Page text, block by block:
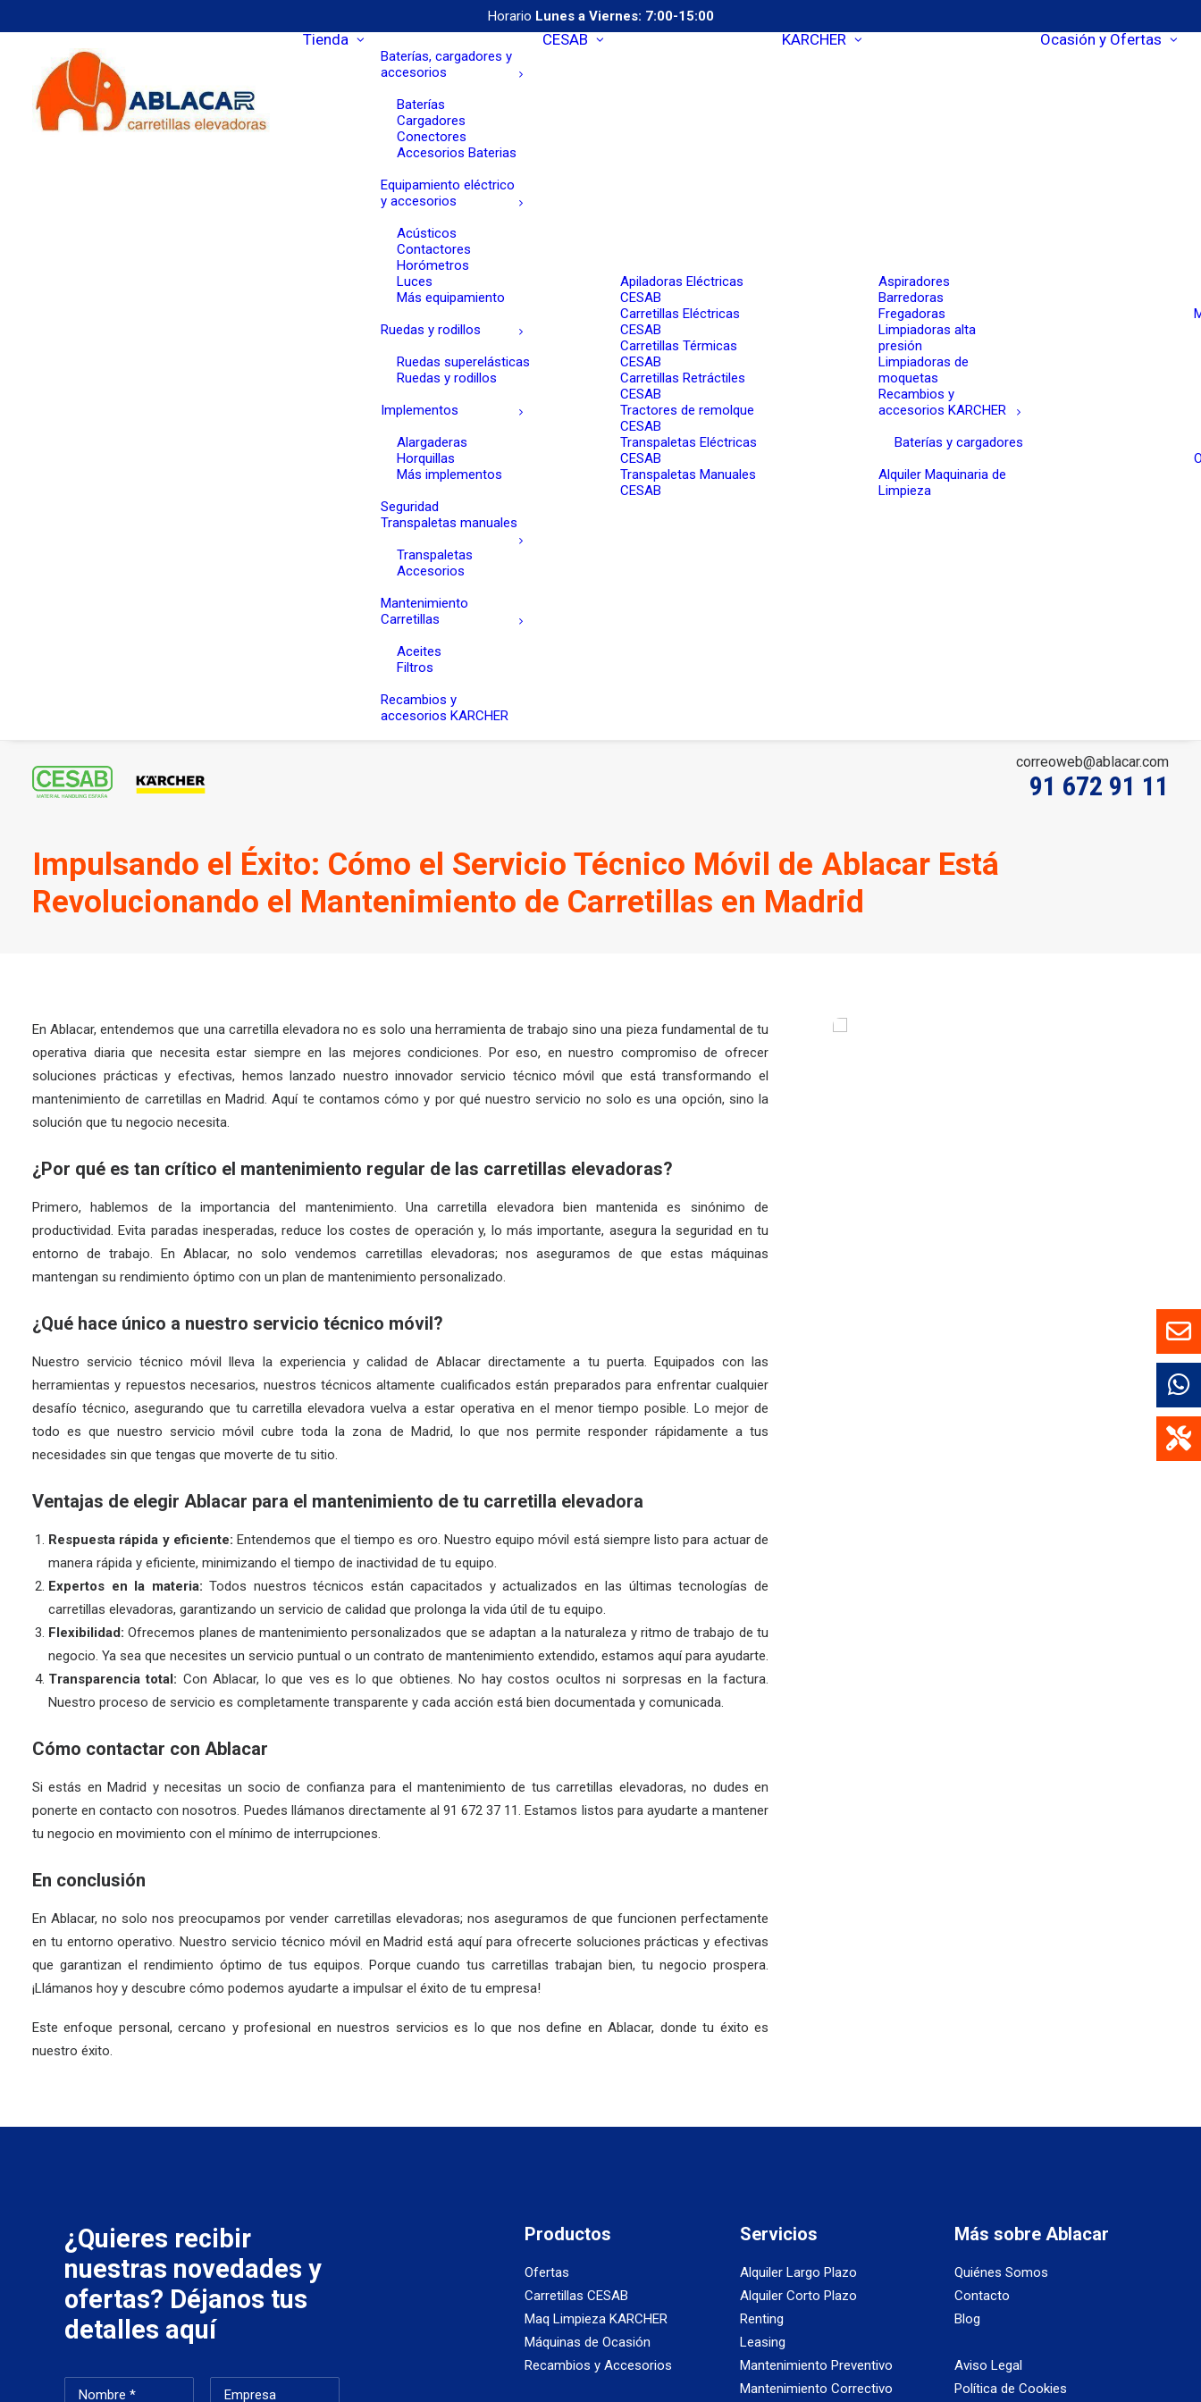
Horario Lunes a Viernes: 7:00-15:00
Tienda
Baterías, cargadores y
accesorios
Baterías
Cargadores
Conectores
Accesorios Baterias
Equipamiento eléctrico
y accesorios
Acústicos
Contactores
Horómetros
Luces
Más equipamiento
Ruedas y rodillos
Ruedas superelásticas
Ruedas y rodillos
Implementos
Alargaderas
Horquillas
Más implementos
Seguridad
Transpaletas manuales
Transpaletas
Accesorios
Mantenimiento
Carretillas
Aceites
Filtros
Recambios y
accesorios KARCHER
CESAB
Apiladoras Eléctricas
CESAB
Carretillas Eléctricas
CESAB
Carretillas Térmicas
CESAB
Carretillas Retráctiles
CESAB
Tractores de remolque
CESAB
Transpaletas Eléctricas
CESAB
Transpaletas Manuales
CESAB
KARCHER
Aspiradores
Barredoras
Fregadoras
Limpiadoras alta
presión
Limpiadoras de
moquetas
Recambios y
accesorios KARCHER
Baterías y cargadores
Alquiler Maquinaria de
Limpieza
Ocasión y Ofertas
correoweb@ablacar.com
91 672 91 11
Impulsando el Éxito: Cómo el Servicio Técnico Móvil de Ablacar Está
Revolucionando el Mantenimiento de Carretillas en Madrid
En Ablacar, entendemos que una carretilla elevadora no es solo una herramienta de trabajo sino una pieza fundamental de tu
operativa diaria que necesita estar siempre en las mejores condiciones. Por eso, en nuestro compromiso de ofrecer
soluciones prácticas y efectivas, hemos lanzado nuestro innovador servicio técnico móvil que está transformando el
mantenimiento de carretillas en Madrid. Aquí te contamos cómo y por qué nuestro servicio no solo es una opción, sino la
solución que tu negocio necesita.
¿Por qué es tan crítico el mantenimiento regular de las carretillas elevadoras?
Primero, hablemos de la importancia del mantenimiento. Unacarretilla elevadora bien mantenida es sinónimo de
productividad. Evita paradas inesperadas, reduce los costes de operación y, lo más importante, asegura la seguridad en tu
entorno de trabajo. En Ablacar, no solo vendemos carretillas elevadoras; nos aseguramos de que estas máquinas
mantengan su rendimiento óptimo con un plan de mantenimiento personalizado.
¿Qué hace único a nuestro servicio técnico móvil?
Nuestro servicio técnico móvil lleva la experiencia y calidad de Ablacar directamente a tu puerta. Equipados con las
herramientas y repuestos necesarios, nuestros técnicos altamente cualificados están preparados para enfrentar cualquier
desafío técnico, asegurando que tu carretilla elevadora vuelva a estar operativa en el menor tiempo posible. Lo mejor de
todo es que nuestro servicio móvil cubre toda la zona de Madrid, lo que nos permite responder rápidamente a tus
necesidades sin que tengas que moverte de tu sitio.
Ventajas de elegir Ablacar para el mantenimiento de tu carretilla elevadora
Respuesta rápida y eficiente: Entendemos que el tiempo es oro. Nuestro equipo móvil está siempre listo para actuar de
manera rápida y eficiente, minimizando el tiempo de inactividad de tu equipo.
Expertos en la materia: Todos nuestros técnicos están capacitados y actualizados en las últimas tecnologías de
carretillas elevadoras, garantizando un servicio de calidad que prolonga la vida útil de tu equipo.
Flexibilidad: Ofrecemos planes de mantenimiento personalizados que se adaptan a la naturaleza y ritmo de trabajo de tu
negocio. Ya sea que necesites un servicio puntual o un contrato de mantenimiento extendido, estamos aquí para ayudarte.
Transparencia total: Con Ablacar, lo que ves es lo que obtienes. No hay costos ocultos ni sorpresas en la factura.
Nuestro proceso de servicio es completamente transparente y cada acción está bien documentada y comunicada.
Cómo contactar con Ablacar
Si estás en Madrid y necesitas un socio de confianza para el mantenimiento de tus carretillas elevadoras, no dudes en
ponerte en contacto con nosotros. Puedes llámanos directamente al 91 672 37 11. Estamos listos para ayudarte a mantener
tu negocio en movimiento con el mínimo de interrupciones.
En conclusión
En Ablacar, no solo nos preocupamos por vender carretillas elevadoras; nos aseguramos de que funcionen perfectamente
en tu entorno operativo. Nuestro servicio técnico móvil en Madrid está aquí para ofrecerte soluciones prácticas y efectivas
que garantizan el rendimiento óptimo de tus equipos. Porque cuando tus carretillas trabajan bien, tu negocio prospera.
¡Llámanos hoy y descubre cómo podemos ayudarte a impulsar el éxito de tu empresa!
Este enfoque personal, cercano y profesional en nuestros servicios es lo que nos define en Ablacar, donde tu éxito es
nuestro éxito.
¿Quieres recibir
nuestras novedades y
ofertas? Déjanos tus
detalles aquí
Productos
Ofertas
Carretillas CESAB
Maq Limpieza KARCHER
Máquinas de Ocasión
Recambios y Accesorios
Servicios
Alquiler Largo Plazo
Alquiler Corto Plazo
Renting
Leasing
Mantenimiento Preventivo
Mantenimiento Correctivo
Más sobre Ablacar
Quiénes Somos
Contacto
Blog
Aviso Legal
Política de Cookies